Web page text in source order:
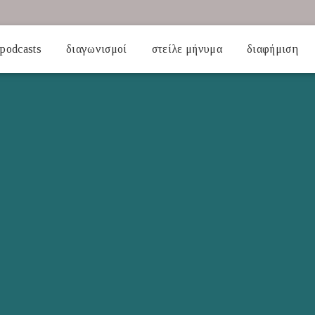
podcasts διαγωνισμοί στείλε μήνυμα διαφήμιση